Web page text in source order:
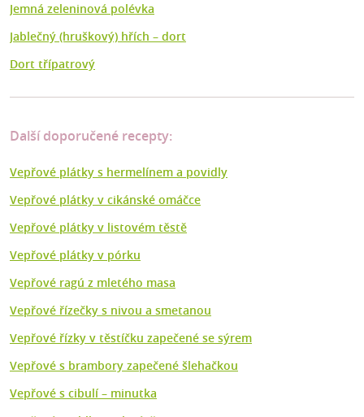
Jemná zeleninová polévka
Jablečný (hruškový) hřích – dort
Dort třípatrový
Další doporučené recepty:
Vepřové plátky s hermelínem a povidly
Vepřové plátky v cikánské omáčce
Vepřové plátky v listovém těstě
Vepřové plátky v pórku
Vepřové ragú z mletého masa
Vepřové řízečky s nivou a smetanou
Vepřové řízky v těstíčku zapečené se sýrem
Vepřové s brambory zapečené šlehačkou
Vepřové s cibulí – minutka